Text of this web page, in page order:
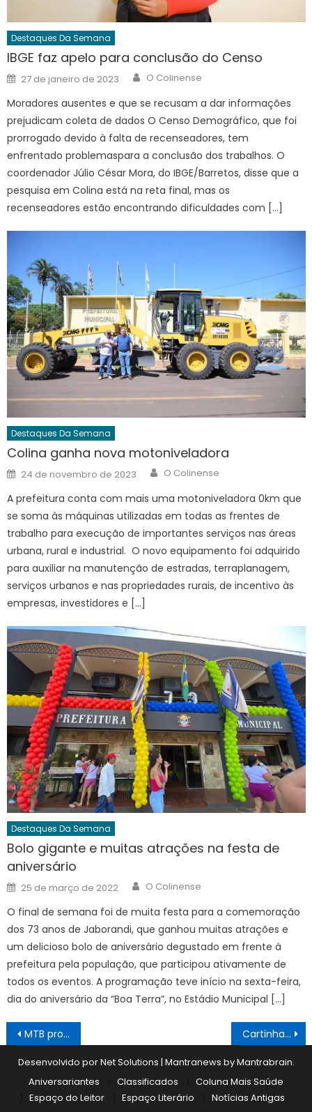
Destaques Da Semana
IBGE faz apelo para conclusão do Censo
Posted
on
27 de janeiro de 2023 Author
O Colinense
Moradores ausentes e que se recusam a dar informações
prejudicam coleta de dados O Censo Demográfico, que foi
prorrogado devido à falta de recenseadores, tem
enfrentado problemaspara a conclusão dos trabalhos. O
coordenador Júlio César Mora, do IBGE/Barretos, disse que a
pesquisa em Colina está na reta final, mas os
recenseadores estão encontrando dificuldades com […]
Destaques Da Semana
Colina ganha nova motoniveladora
Posted
on
24 de novembro de 2023 Author
O Colinense
A prefeitura conta com mais uma motoniveladora 0km que
se soma às máquinas utilizadas em todas as frentes de
trabalho para execução de importantes serviços nas áreas
urbana, rural e industrial. O novo equipamento foi adquirido
para auxiliar na manutenção de estradas, terraplanagem,
serviços urbanos e nas propriedades rurais, de incentivo às
empresas, investidores e […]
Destaques Da Semana
Bolo gigante e muitas atrações na festa de
aniversário
Posted
on
25 de março de 2022 Author
O Colinense
O final de semana foi de muita festa para a comemoração
dos 73 anos de Jaborandi, que ganhou muitas atrações e
um delicioso bolo de aniversário degustado em frente à
prefeitura pela população, que participou ativamente de
todos os eventos. A programação teve início na sexta-feira,
dia do aniversário da “Boa Terra”, no Estádio Municipal […]
Navegação
de
Post
MTB promove passeio beneficente Cartinhas do “Papai Noel dos Correios” estão disponíveis para adoção
Desenvolvido por Net Solutions | Mantranews byMantrabrain.
Aniversariantes
Classificados
Coluna Mais Saúde
Espaço do Leitor
Espaço Literário Notícias Antigas